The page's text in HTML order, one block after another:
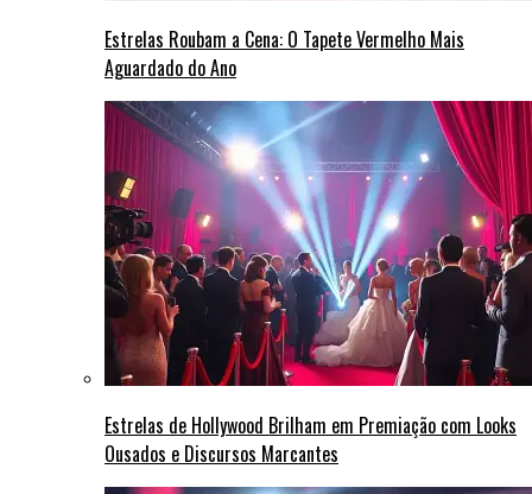
Estrelas Roubam a Cena: O Tapete Vermelho Mais
Aguardado do Ano
Estrelas de Hollywood Brilham em Premiação com Looks
Ousados e Discursos Marcantes